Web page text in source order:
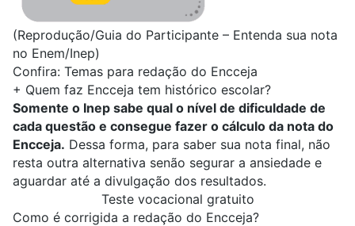
(Reprodução/Guia do Participante – Entenda sua nota
no Enem/Inep)
Confira: Temas para redação do Encceja
+ Quem faz Encceja tem histórico escolar?
Somente o Inep sabe qual o nível de dificuldade de
cada questão e consegue fazer o cálculo da nota do
Encceja. Dessa forma, para saber sua nota final, não
resta outra alternativa senão segurar a ansiedade e
aguardar até a divulgação dos resultados.
Teste vocacional gratuito
Como é corrigida a redação do Encceja?